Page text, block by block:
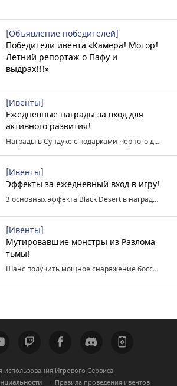
[Объявление победителей]
Победители ивента «Камера! Мотор!
Летний репортаж о Пафу и
выдрах!!!»
[Ивенты]
Ежедневные награды за вход для
активного развития!
Награды в Сундуке с подарками Черного духа уже при входе в игру!
[Ивенты]
Эффекты за ежедневный вход в игру!
3 основных эффекта Black Desert в награду за вход!
[Ивенты]
Мутировавшие монстры из Разлома
тьмы!
Шанс получить мощное снаряжение боссов!
использования Игрового Сервиса
Правила проведения ивентов